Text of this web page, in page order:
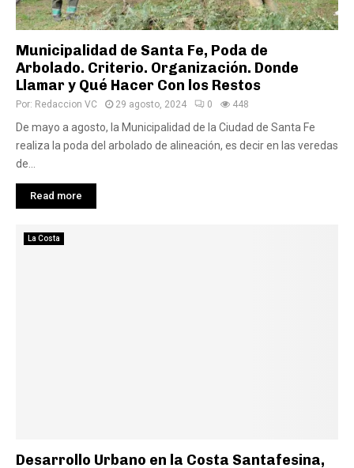
Municipalidad de Santa Fe, Poda de
Arbolado. Criterio. Organización. Donde
Llamar y Qué Hacer Con los Restos
Por: Redaccion VC 29 agosto, 2024 0 448
De mayo a agosto, la Municipalidad de la Ciudad de Santa Fe
realiza la poda del arbolado de alineación, es decir en las veredas
de...
Read more
La Costa
Desarrollo Urbano en la Costa Santafesina,